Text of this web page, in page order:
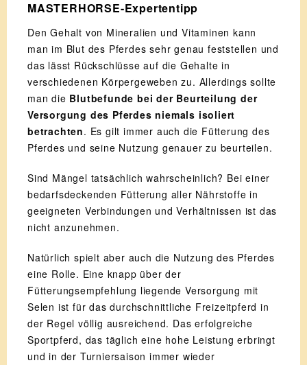
MASTERHORSE-Expertentipp
Den Gehalt von Mineralien und Vitaminen kann
man im Blut des Pferdes sehr genau feststellen und
das lässt Rückschlüsse auf die Gehalte in
verschiedenen Körpergeweben zu. Allerdings sollte
man die Blutbefunde bei der Beurteilung der
Versorgung des Pferdes niemals isoliert
betrachten. Es gilt immer auch die Fütterung des
Pferdes und seine Nutzung genauer zu beurteilen.
Sind Mängel tatsächlich wahrscheinlich? Bei einer
bedarfsdeckenden Fütterung aller Nährstoffe in
geeigneten Verbindungen und Verhältnissen ist das
nicht anzunehmen.
Natürlich spielt aber auch die Nutzung des Pferdes
eine Rolle. Eine knapp über der
Fütterungsempfehlung liegende Versorgung mit
Selen ist für das durchschnittliche Freizeitpferd in
der Regel völlig ausreichend. Das erfolgreiche
Sportpferd, das täglich eine hohe Leistung erbringt
und in der Turniersaison immer wieder